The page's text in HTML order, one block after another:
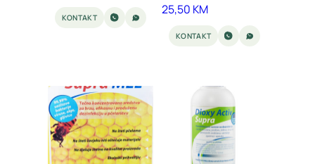
KONTAKT
25,50 KM
KONTAKT